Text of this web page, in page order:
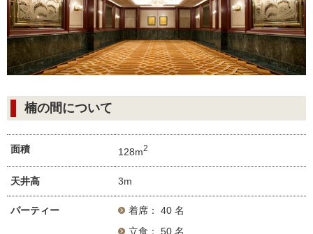
楠の間について
面積 128m2
天井高 3m
パーティー
着席： 40 名
立食： 50 名